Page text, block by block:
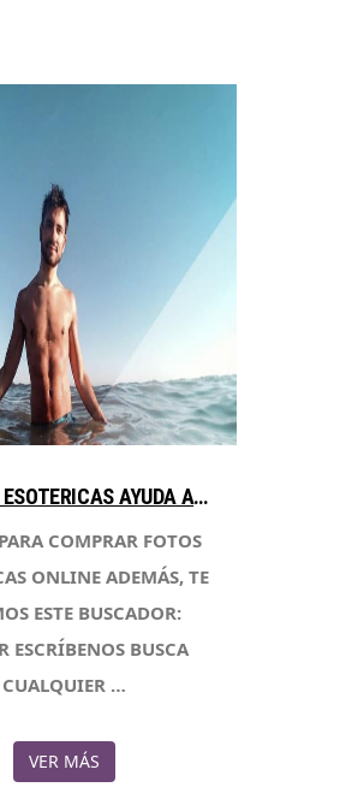
➤ FOTOS ESOTERICAS AYUDA AL COMPRAR EN LIBRERIAESOTERICA.NET
COMPRAR FOTOS
ONLINE ADEMÁS, TE
ESTE BUSCADOR:
ESCRÍBENOS BUSCA
CUALQUIER …
VER MÁS